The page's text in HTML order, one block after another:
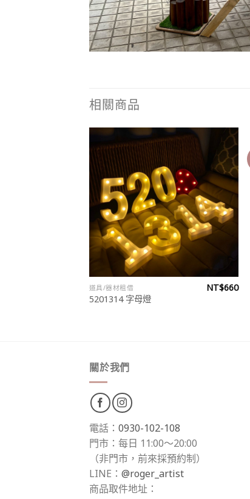
相關商品
Add to
wishlist
道具/器材租借
5201314 字母燈
NT$660
關於我們
電話： 0930-102-108
門市：每日 11:00～20:00
（非門市，前來採預約制）
LINE： @roger_artist
商品取件地址：